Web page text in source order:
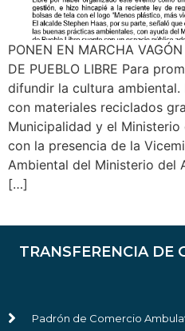
PONEN EN MARCHA
DE PUEBLO LIBRE Para
difundir la cultura ambiental.
con materiales reciclados
Municipalidad y el
con la presencia de la
Ambiental del Ministerio del
[…]
TRANSFERENCIA DE
Padrón de Comercio